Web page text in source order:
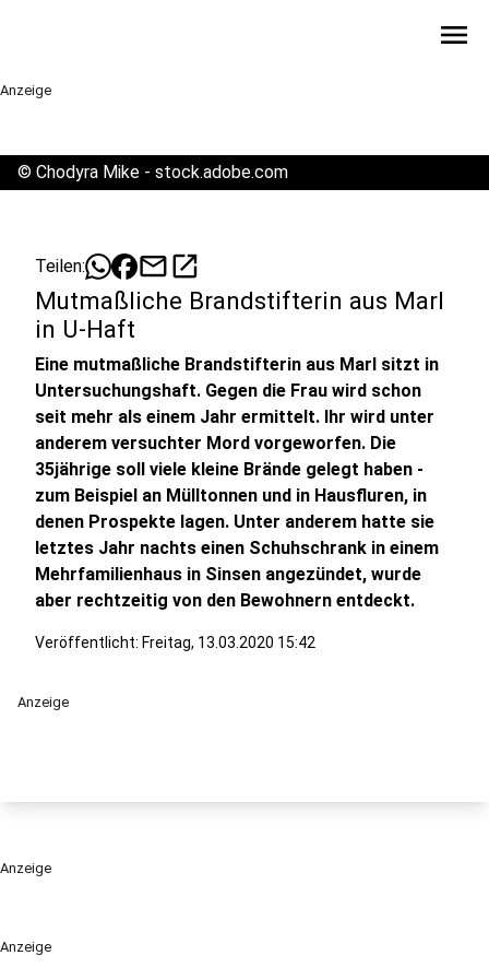
menu
Anzeige
Anzeige
© Chodyra Mike - stock.adobe.com
Teilen: mailopen_in_new
Mutmaßliche Brandstifterin aus Marl
in U-Haft
Eine mutmaßliche Brandstifterin aus Marl sitzt in
Untersuchungshaft. Gegen die Frau wird schon
seit mehr als einem Jahr ermittelt. Ihr wird unter
anderem versuchter Mord vorgeworfen. Die
35jährige soll viele kleine Brände gelegt haben -
zum Beispiel an Mülltonnen und in Hausfluren, in
denen Prospekte lagen. Unter anderem hatte sie
letztes Jahr nachts einen Schuhschrank in einem
Mehrfamilienhaus in Sinsen angezündet, wurde
aber rechtzeitig von den Bewohnern entdeckt.
Veröffentlicht: Freitag, 13.03.2020 15:42
Anzeige
Anzeige